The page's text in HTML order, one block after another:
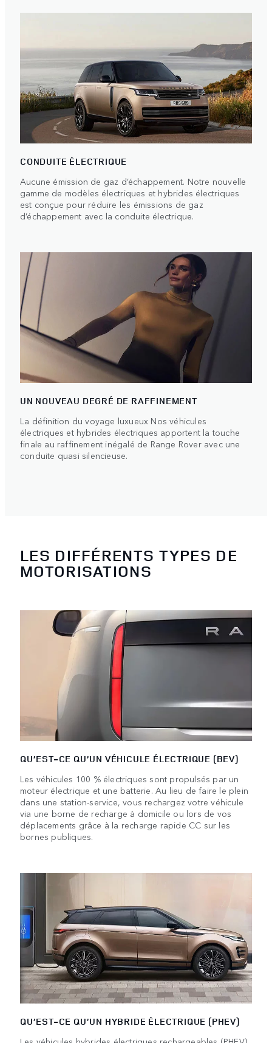
CONDUITE ÉLECTRIQUE
Aucune émission de gaz d’échappement. Notre nouvelle
gamme de modèles électriques et hybrides électriques
est conçue pour réduire les émissions de gaz
d’échappement avec la conduite électrique.
UN NOUVEAU DEGRÉ DE RAFFINEMENT
La définition du voyage luxueux Nos véhicules
électriques et hybrides électriques apportent la touche
finale au raffinement inégalé de Range Rover avec une
conduite quasi silencieuse.
LES DIFFÉRENTS TYPES DE
MOTORISATIONS
QU’EST-CE QU’UN VÉHICULE ÉLECTRIQUE (BEV)
Les véhicules 100 % électriques sont propulsés par un
moteur électrique et une batterie. Au lieu de faire le plein
dans une station-service, vous rechargez votre véhicule
via une borne de recharge à domicile ou lors de vos
déplacements grâce à la recharge rapide CC sur les
bornes publiques.
QU’EST-CE QU’UN HYBRIDE ÉLECTRIQUE (PHEV)